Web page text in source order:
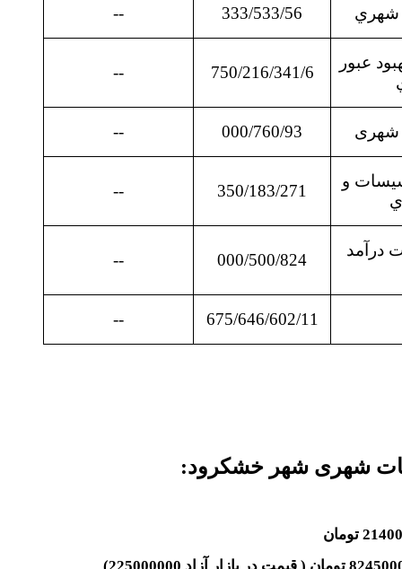
شهري 333/533/56
--
عبور
750/216/341/6
--
شهری 000/760/93
--
و
350/183/271
--
درآمد
000/500/824
--
675/646/602/11
--
شهری شهر خشکرود: